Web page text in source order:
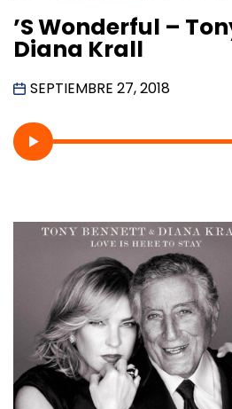
’S Wonderful –
Diana Krall
SEPTIEMBRE 27, 2018